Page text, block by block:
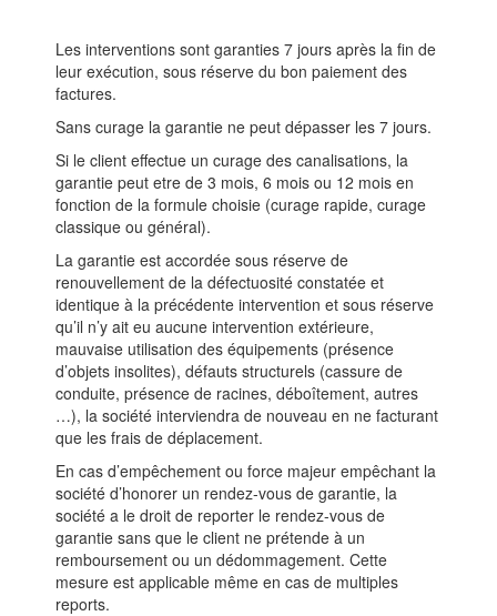
Les interventions sont garanties 7 jours après la fin de
leur exécution, sous réserve du bon paiement des
factures.
Sans curage la garantie ne peut dépasser les 7 jours.
Si le client effectue un curage des canalisations, la
garantie peut etre de 3 mois, 6 mois ou 12 mois en
fonction de la formule choisie (curage rapide, curage
classique ou général).
La garantie est accordée sous réserve de
renouvellement de la défectuosité constatée et
identique à la précédente intervention et sous réserve
qu’il n’y ait eu aucune intervention extérieure,
mauvaise utilisation des équipements (présence
d’objets insolites), défauts structurels (cassure de
conduite, présence de racines, déboîtement, autres
…), la société interviendra de nouveau en ne facturant
que les frais de déplacement.
En cas d’empêchement ou force majeur empêchant la
société d’honorer un rendez-vous de garantie, la
société a le droit de reporter le rendez-vous de
garantie sans que le client ne prétende à un
remboursement ou un dédommagement. Cette
mesure est applicable même en cas de multiples
reports.